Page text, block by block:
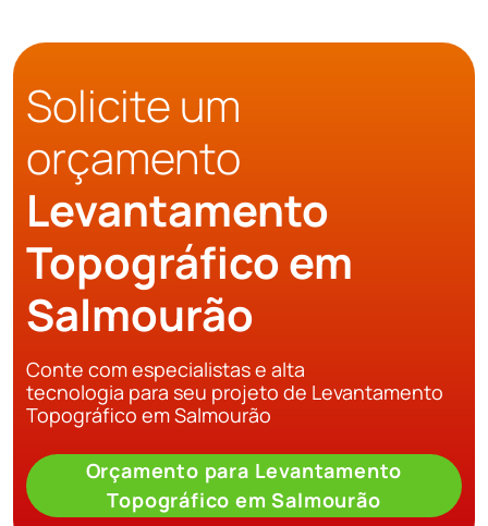
Solicite um
orçamento
Levantamento
Topográfico em
Salmourão
Conte com especialistas e alta
tecnologia para seu projeto de Levantamento
Topográfico em Salmourão
Orçamento para Levantamento
Topográfico em Salmourão